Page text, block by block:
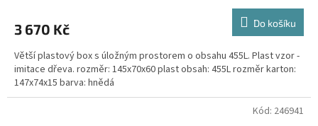
3 670 Kč Do košíku
Větší plastový box s úložným prostorem o obsahu 455L. Plast vzor -
imitace dřeva. rozměr: 145x70x60 plast obsah: 455L rozměr karton:
147x74x15 barva: hnědá
Kód: 246941